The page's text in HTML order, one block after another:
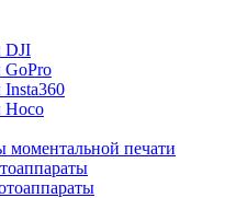
DJI
моментальной печати